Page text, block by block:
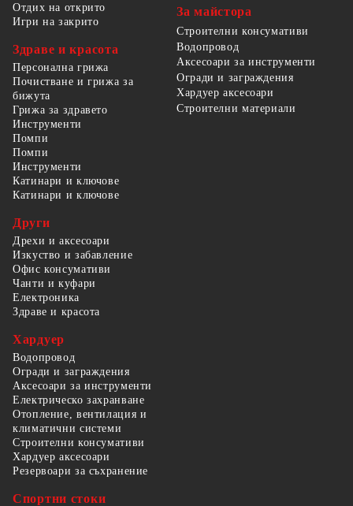
Отдих на открито
Игри на закрито
Здраве и красота
Персонална грижа
Почистване и грижа за
бижута
Грижа за здравето
За майстора
Строителни консумативи
Водопровод
Аксесоари за инструменти
Огради и заграждения
Хардуер аксесоари
Строителни материали
Инструменти
Помпи
Помпи
Инструменти
Катинари и ключове
Катинари и ключове
Други
Дрехи и аксесоари
Изкуство и забавление
Офис консумативи
Чанти и куфари
Електроника
Здраве и красота
Хардуер
Водопровод
Огради и заграждения
Аксесоари за инструменти
Електрическо захранване
Отопление, вентилация и
климатични системи
Строителни консумативи
Хардуер аксесоари
Резервоари за съхранение
Спортни стоки